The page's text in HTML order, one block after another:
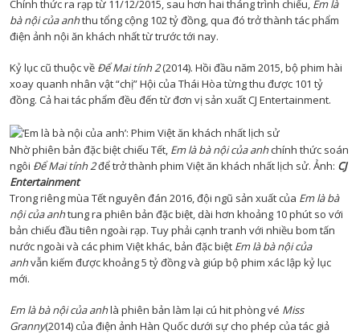
Chính thức ra rạp từ 11/12/2015, sau hơn hai tháng trình chiếu, Em là
bà nội của anhthu tổng cộng 102 tỷ đồng, qua đó trở thành tác phẩm
điện ảnh nội ăn khách nhất từ trước tới nay.
Kỷ lục cũ thuộc về Để Mai tính 2(2014). Hồi đầu năm 2015, bộ phim hài
xoay quanh nhân vật “chị” Hội của Thái Hòa từng thu được 101 tỷ
đồng. Cả hai tác phẩm đều đến từ đơn vị sản xuất CJ Entertainment.
Nhờ phiên bản đặc biệt chiếu Tết, Em là bà nội của anhchính thức soán
ngôi Để Mai tính 2để trở thành phim Việt ăn khách nhất lịch sử. Ảnh: CJ
Entertainment
Trong riêng mùa Tết nguyên đán 2016, đội ngũ sản xuất của Em là bà
nội của anhtung ra phiên bản đặc biệt, dài hơn khoảng 10 phút so với
bản chiếu đầu tiên ngoài rạp. Tuy phải cạnh tranh với nhiều bom tấn
nước ngoài và các phim Việt khác, bản đặc biệt Em là bà nội của
anhvẫn kiếm được khoảng 5 tỷ đồng và giúp bộ phim xác lập kỷ lục
mới.
Em là bà nội của anhlà phiên bản làm lại cú hit phòng vé Miss
Granny(2014) của điện ảnh Hàn Quốc dưới sự cho phép của tác giả